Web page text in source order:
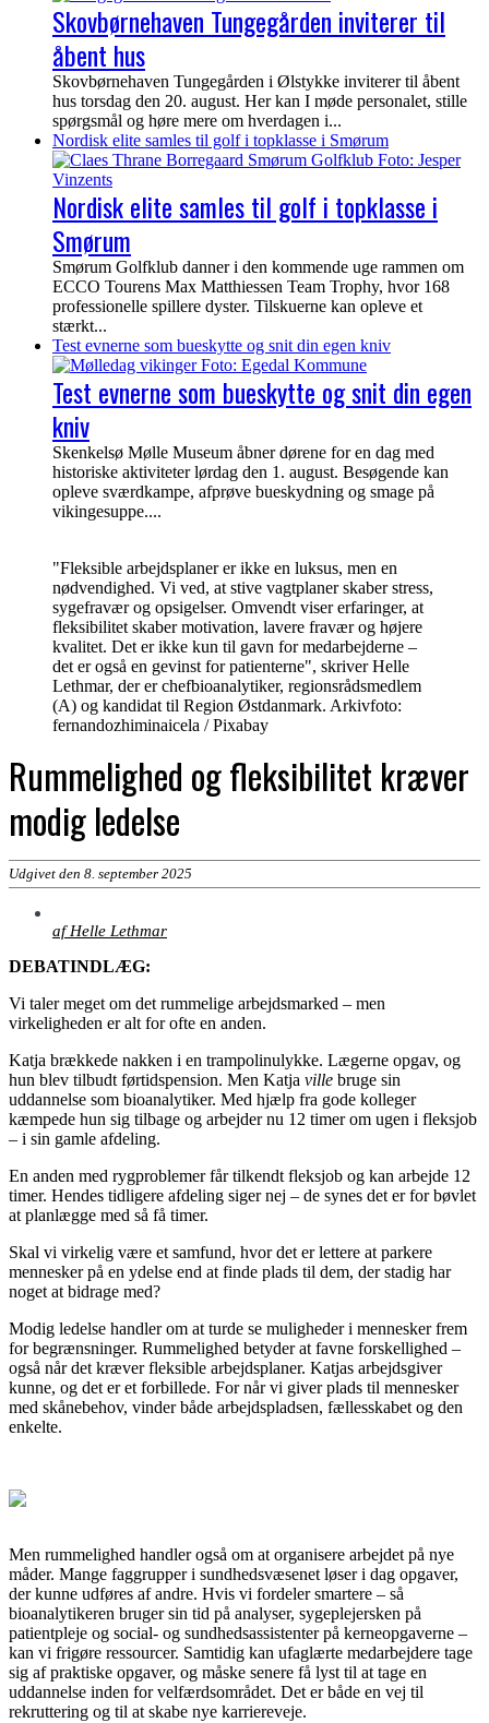
Skovbørnehaven Tungegården inviterer til
åbent hus
Skovbørnehaven Tungegården i Ølstykke inviterer til åbent
hus torsdag den 20. august. Her kan I møde personalet, stille
spørgsmål og høre mere om hverdagen i...
Nordisk elite samles til golf i topklasse i Smørum
Nordisk elite samles til golf i topklasse i
Smørum
Smørum Golfklub danner i den kommende uge rammen om
ECCO Tourens Max Matthiessen Team Trophy, hvor 168
professionelle spillere dyster. Tilskuerne kan opleve et
stærkt...
Test evnerne som bueskytte og snit din egen kniv
Test evnerne som bueskytte og snit din egen
kniv
Skenkelsø Mølle Museum åbner dørene for en dag med
historiske aktiviteter lørdag den 1. august. Besøgende kan
opleve sværdkampe, afprøve bueskydning og smage på
vikingesuppe....
"Fleksible arbejdsplaner er ikke en luksus, men en
nødvendighed. Vi ved, at stive vagtplaner skaber stress,
sygefravær og opsigelser. Omvendt viser erfaringer, at
fleksibilitet skaber motivation, lavere fravær og højere
kvalitet. Det er ikke kun til gavn for medarbejderne –
det er også en gevinst for patienterne", skriver Helle
Lethmar, der er chefbioanalytiker, regionsrådsmedlem
(A) og kandidat til Region Østdanmark. Arkivfoto:
fernandozhiminaicela / Pixabay
Rummelighed og fleksibilitet kræver
modig ledelse
Udgivet den 8. september 2025
af Helle Lethmar
DEBATINDLÆG:
Vi taler meget om det rummelige arbejdsmarked – men
virkeligheden er alt for ofte en anden.
Katja brækkede nakken i en trampolinulykke. Lægerne opgav, og
hun blev tilbudt førtidspension. Men Katja ville bruge sin
uddannelse som bioanalytiker. Med hjælp fra gode kolleger
kæmpede hun sig tilbage og arbejder nu 12 timer om ugen i fleksjob
– i sin gamle afdeling.
En anden med rygproblemer får tilkendt fleksjob og kan arbejde 12
timer. Hendes tidligere afdeling siger nej – de synes det er for bøvlet
at planlægge med så få timer.
Skal vi virkelig være et samfund, hvor det er lettere at parkere
mennesker på en ydelse end at finde plads til dem, der stadig har
noget at bidrage med?
Modig ledelse handler om at turde se muligheder i mennesker frem
for begrænsninger. Rummelighed betyder at favne forskellighed –
også når det kræver fleksible arbejdsplaner. Katjas arbejdsgiver
kunne, og det er et forbillede. For når vi giver plads til mennesker
med skånebehov, vinder både arbejdspladsen, fællesskabet og den
enkelte.
Men rummelighed handler også om at organisere arbejdet på nye
måder. Mange faggrupper i sundhedsvæsenet løser i dag opgaver,
der kunne udføres af andre. Hvis vi fordeler smartere – så
bioanalytikeren bruger sin tid på analyser, sygeplejersken på
patientpleje og social- og sundhedsassistenter på kerneopgaverne –
kan vi frigøre ressourcer. Samtidig kan ufaglærte medarbejdere tage
sig af praktiske opgaver, og måske senere få lyst til at tage en
uddannelse inden for velfærdsområdet. Det er både en vej til
rekruttering og til at skabe nye karriereveje.